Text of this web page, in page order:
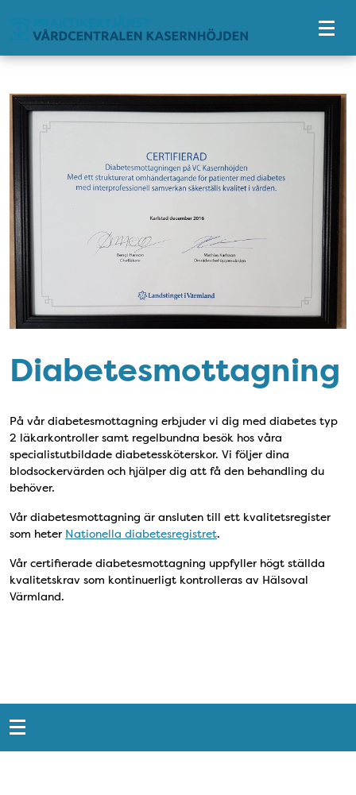
Diabetesmottagning
På vår diabetesmottagning erbjuder vi dig med diabetes typ
2 läkarkontroller samt regelbundna besök hos våra
specialistutbildade diabetessköterskor. Vi följer dina
blodsockervärden och hjälper dig att få den behandling du
behöver.
Vår diabetesmottagning är ansluten till ett kvalitetsregister
som heter Nationella diabetesregistret.
Vår certifierade diabetesmottagning uppfyller högt ställda
kvalitetskrav som kontinuerligt kontrolleras av Hälsoval
Värmland.
Snabblänkar